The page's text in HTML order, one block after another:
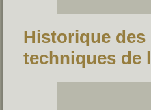
Historique des
techniques de